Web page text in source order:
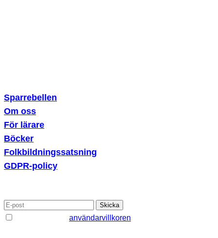
Sparrebellen
Om oss
För lärare
Böcker
Folkbildningssatsning
GDPR-policy
användarvillkoren